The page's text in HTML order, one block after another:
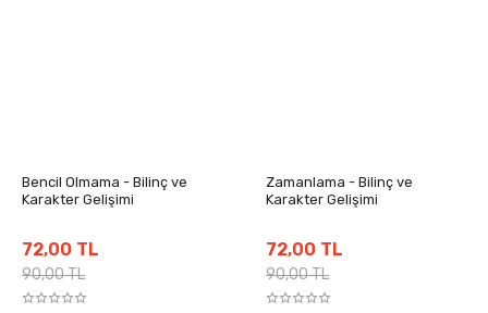
Bencil Olmama - Bilinç ve
Karakter Gelişimi
72,00 TL
90,00 TL
Zamanlama - Bilinç ve
Karakter Gelişimi
72,00 TL
90,00 TL